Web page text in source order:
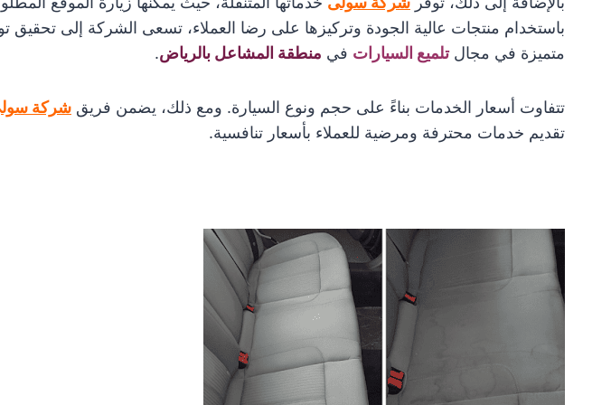
باستخدام منتجات عالية الجودة وتركيزها على رضا العملاء، تسعى الشركة إلى تحقيق
متميزة في مجالتلميع السيارات في منطقة المشاعل بالرياض.
تتفاوت أسعار الخدمات بناءً على حجم ونوع السيارة. ومع ذلك، يضمن فريقشركة
تقديم خدمات محترفة ومرضية للعملاء بأسعار تنافسية.